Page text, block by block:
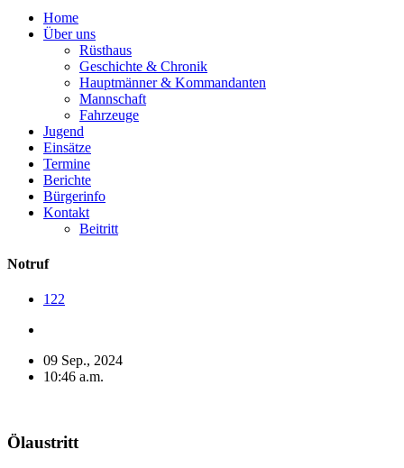
Home
Über uns
Rüsthaus
Geschichte & Chronik
Hauptmänner & Kommandanten
Mannschaft
Fahrzeuge
Jugend
Einsätze
Termine
Berichte
Bürgerinfo
Kontakt
Beitritt
Notruf
122
09 Sep., 2024
10:46 a.m.
Ölaustritt